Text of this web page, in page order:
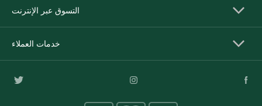
التسوق عبر الإنترنت
خدمات العملاء